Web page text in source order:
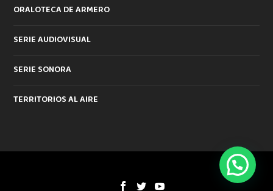
ORALOTECA DE ARMERO
SERIE AUDIOVISUAL
SERIE SONORA
TERRITORIOS AL AIRE
WordPress